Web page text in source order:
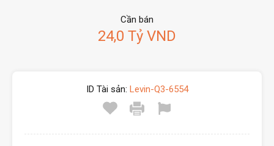
Cần bán
24,0 Tỷ VND
ID Tài sản: Levin-Q3-6554